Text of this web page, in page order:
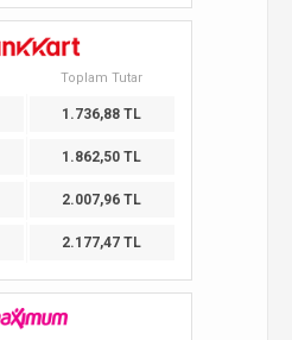
Toplam Tutar
1.736,88 TL
1.862,50 TL
2.007,96 TL
2.177,47 TL